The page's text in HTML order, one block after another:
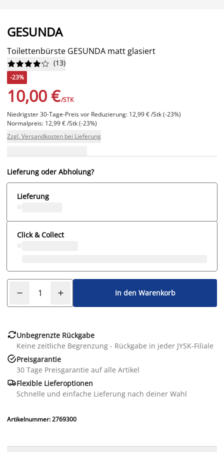
GESUNDA
Toilettenbürste GESUNDA matt glasiert





 (13)
-23%
10,00 €/STK
Niedrigster 30-Tage-Preis vor Reduzierung: 12,99 € /Stk (-23%)
Normalpreis: 12,99 € /Stk (-23%)
Zzgl. Versandkosten bei Lieferung
Lieferung oder Abholung?
Lieferung
Click & Collect
In den Warenkorb
Unbegrenzte Rückgabe
Keine zeitliche Begrenzung - Rückgabe in jeder JYSK-Filiale
Preisgarantie
30 Tage Preisgarantie auf alle Artikel
Flexible Lieferoptionen
Schnelle und einfache Lieferung nach deiner Wahl
Artikelnummer: 2769300